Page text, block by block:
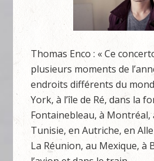
Thomas Enco : « Ce
plusieurs moments de
endroits différents du
York, à l’île de Ré, dans la
Fontainebleau, à Montréal,
Tunisie, en Autriche, en
La Réunion, au Mexique, à